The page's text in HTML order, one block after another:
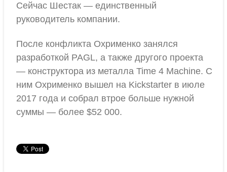
Сейчас Шестак — единственный
руководитель компании.
После конфликта Охрименко занялся
разработкой PAGL, а также другого проекта
— конструктора из металла Time 4 Machine. С
ним Охрименко вышел на Kickstarter в июле
2017 года и собрал втрое больше нужной
суммы — более $52 000.